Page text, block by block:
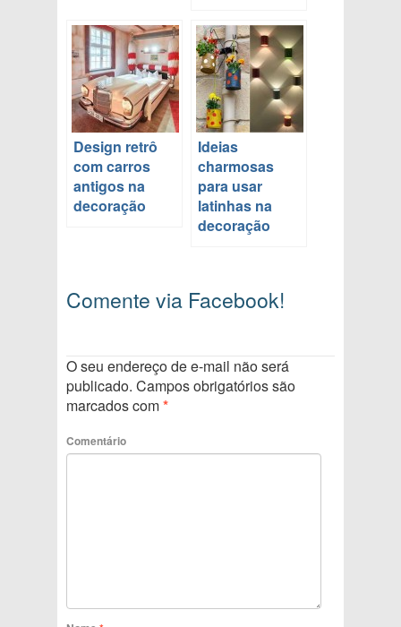
Design retrô
com carros
antigos na
decoração
Ideias
charmosas
para usar
latinhas na
decoração
Comente via Facebook!
O seu endereço de e-mail não será
publicado. Campos obrigatórios são
marcados com*
Comentário